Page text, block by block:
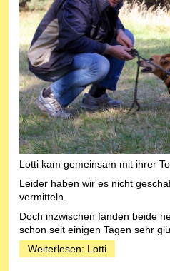
Lotti kam gemeinsam mit ihrer
Leider haben wir es nicht
vermitteln.
Doch inzwischen fanden beide
schon seit einigen Tagen sehr
Weiterlesen: Lotti